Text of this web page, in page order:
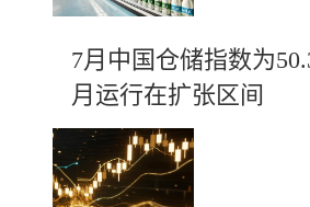
7月中国仓储指数为
月运行在扩张区间